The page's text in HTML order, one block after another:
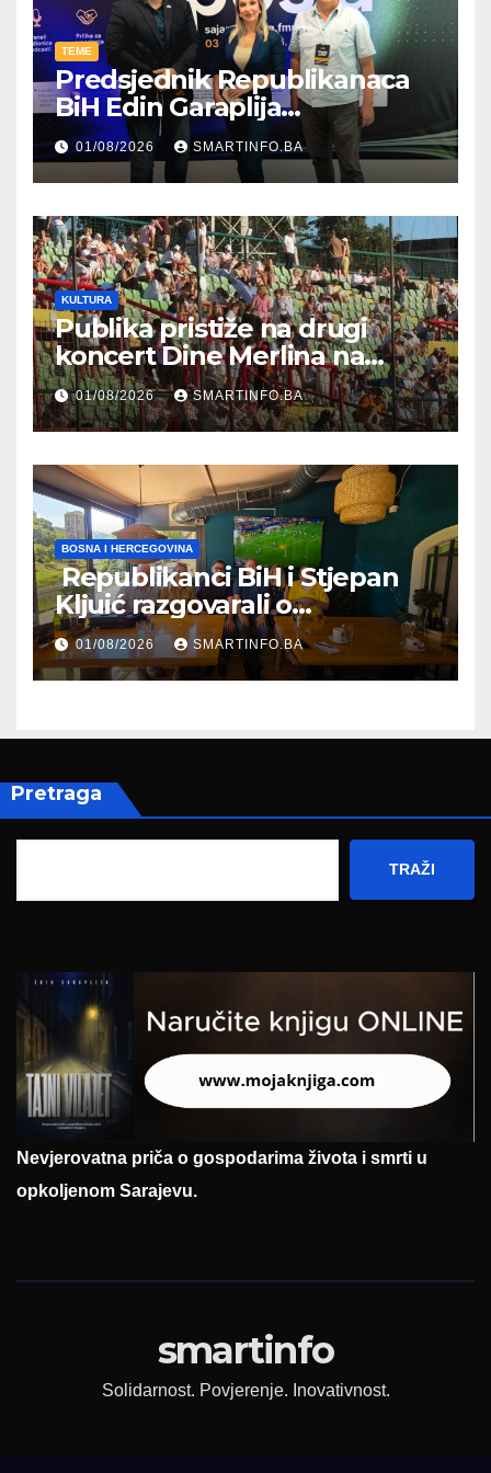
TEME
Predsjednik Republikanaca
BiH Edin Garaplija
prisustvovao prezentaciji
Federalnog sajma
zapošljavanja
01/08/2026 SMARTINFO.BA
KULTURA
Publika pristiže na drugi
koncert Dine Merlina na
Koševu
01/08/2026 SMARTINFO.BA
BOSNA I HERCEGOVINA
Republikanci BiH i Stjepan
Kljuić razgovarali o
evropskom putu Bosne i
Hercegovine
01/08/2026 SMARTINFO.BA
Pretraga
TRAŽI
Nevjerovatna priča o gospodarima života i smrti u
opkoljenom Sarajevu.
smartinfo
Solidarnost. Povjerenje. Inovativnost.